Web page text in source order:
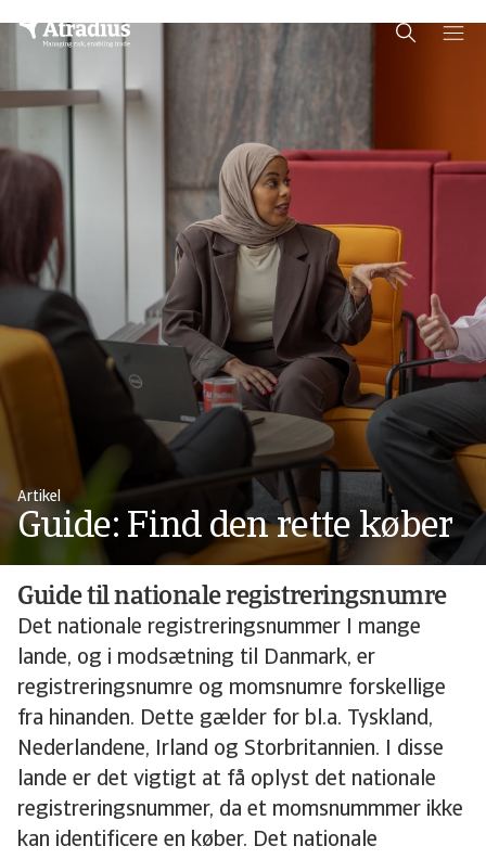
Artikel
Guide: Find den rette køber
Guide til nationale registreringsnumre
Det nationale registreringsnummer I mange
lande, og i modsætning til Danmark, er
registreringsnumre og momsnumre forskellige
fra hinanden. Dette gælder for bl.a. Tyskland,
Nederlandene, Irland og Storbritannien. I disse
lande er det vigtigt at få oplyst det nationale
registreringsnummer, da et momsnummmer ikke
kan identificere en køber. Det nationale